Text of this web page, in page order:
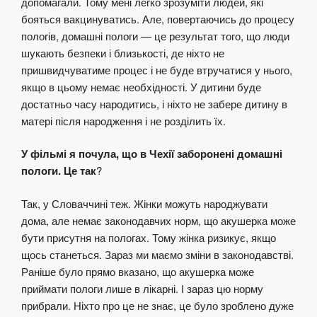
бояться вакцинуватись. Але, повертаючись до процесу
пологів, домашні пологи — це результат того, що люди
шукають безпеки і близькості, де ніхто не
пришвидчуватиме процес і не буде втручатися у нього,
якщо в цьому немає необхідності. У дитини буде
достатньо часу народитись, і ніхто не забере дитину в
матері після народження і не розділить їх.
У фільмі я почула, що в Чехії заборонені домашні
пологи. Це так?
Так, у Словаччині теж. Жінки можуть народжувати
дома, але немає законодавчих норм, що акушерка може
бути присутня на пологах. Тому жінка ризикує, якщо
щось станеться. Зараз ми маємо зміни в законодавстві.
Раніше було прямо вказано, що акушерка може
приймати пологи лише в лікарні. І зараз цю норму
прибрали. Ніхто про це не знає, це було зроблено дуже